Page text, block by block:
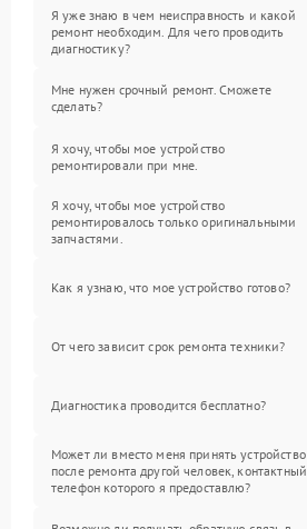
Я уже знаю в чем неисправность и какой
ремонт необходим. Для чего проводить
диагностику?
Мне нужен срочный ремонт. Сможете
сделать?
Я хочу, чтобы мое устройство
ремонтировали при мне.
Я хочу, чтобы мое устройство
ремонтировалось только оригинальными
запчастями.
Как я узнаю, что мое устройство готово?
От чего зависит срок ремонта техники?
Диагностика проводится бесплатно?
Может ли вместо меня принять устройство
после ремонта другой человек, контактный
телефон которого я предоставлю?